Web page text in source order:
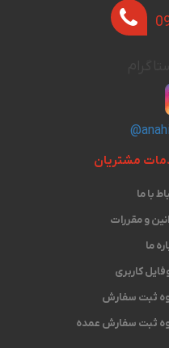
مشتریان
با ما
و مقررات
ما
کاربری
ثبت سفارش
ثبت سفارش عمده